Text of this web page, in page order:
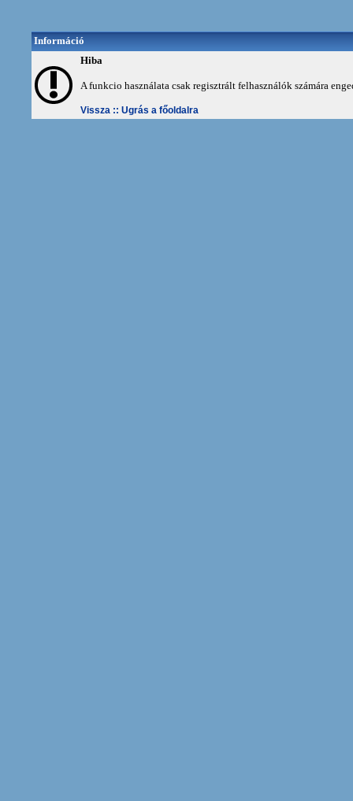
Információ
Hiba
A funkcio használata csak regisztrált felhasználók számára
Vissza :: Ugrás a főoldalra